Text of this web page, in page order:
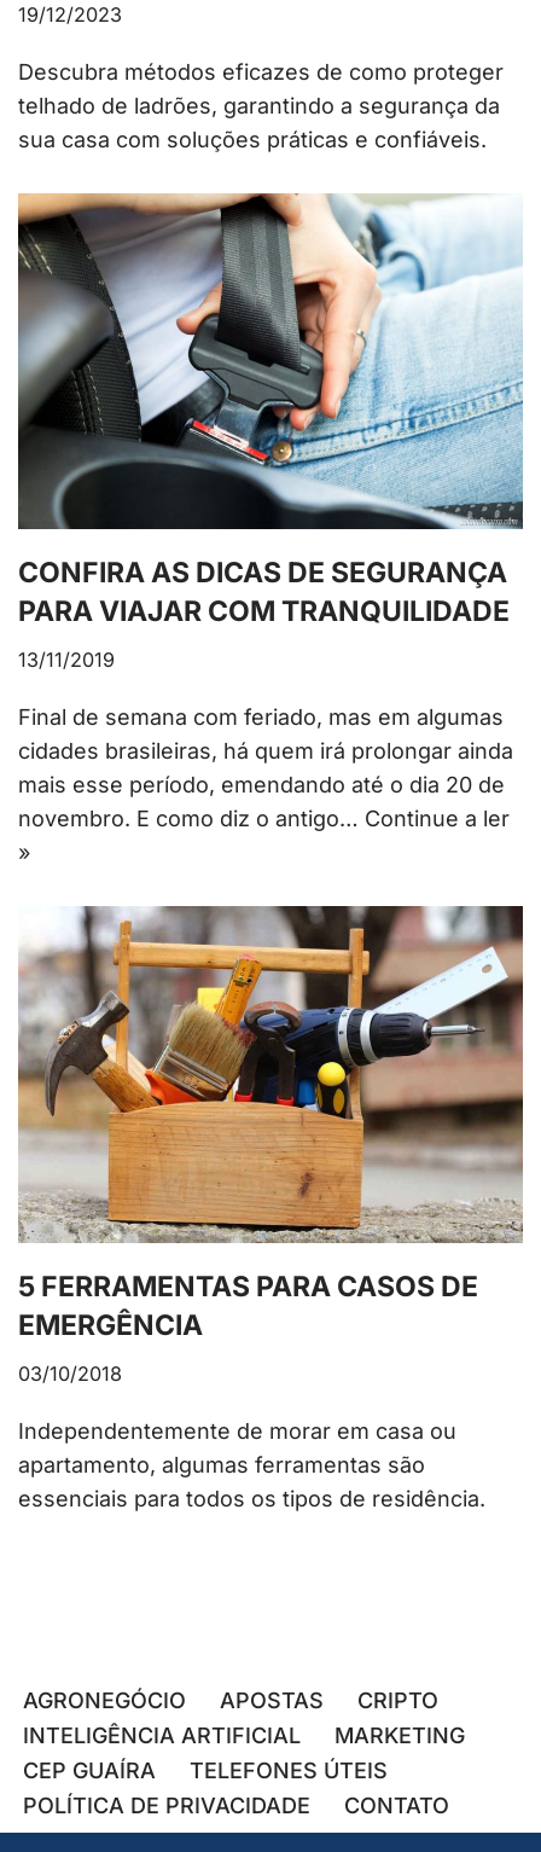
19/12/2023
Descubra métodos eficazes de como proteger
telhado de ladrões, garantindo a segurança da
sua casa com soluções práticas e confiáveis.
CONFIRA AS DICAS DE SEGURANÇA
PARA VIAJAR COM TRANQUILIDADE
13/11/2019
Final de semana com feriado, mas em algumas
cidades brasileiras, há quem irá prolongar ainda
mais esse período, emendando até o dia 20 de
novembro. E como diz o antigo… Continue a ler
»
5 FERRAMENTAS PARA CASOS DE
EMERGÊNCIA
03/10/2018
Independentemente de morar em casa ou
apartamento, algumas ferramentas são
essenciais para todos os tipos de residência.
AGRONEGÓCIO APOSTAS
CRIPTO
INTELIGÊNCIA ARTIFICIAL
MARKETING
CEP GUAÍRA
TELEFONES ÚTEIS
POLÍTICA DE PRIVACIDADE
CONTATO